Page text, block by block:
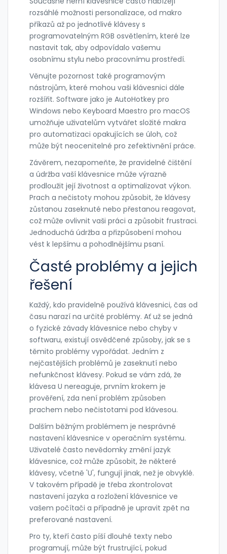
rozsáhlé možnosti personalizace, od makro
příkazů až po jednotlivé klávesy s
programovatelným RGB osvětlením, které lze
nastavit tak, aby odpovídalo vašemu
osobnímu stylu nebo pracovnímu prostředí.
Věnujte pozornost také programovým
nástrojům, které mohou vaši klávesnici dále
rozšířit. Software jako je AutoHotkey pro
Windows nebo Keyboard Maestro pro macOS
umožňuje uživatelům vytvářet složité makra
pro automatizaci opakujících se úloh, což
může být neocenitelné pro zefektivnění práce.
Závěrem, nezapomeňte, že pravidelné čištění
a údržba vaší klávesnice může výrazně
prodloužit její životnost a optimalizovat výkon.
Prach a nečistoty mohou způsobit, že klávesy
zůstanou zaseknuté nebo přestanou reagovat,
což může ovlivnit vaši práci a způsobit frustraci.
Jednoduchá údržba a přizpůsobení mohou
vést k lepšímu a pohodlnějšímu psaní.
Časté problémy a jejich
řešení
Každý, kdo pravidelně používá klávesnici, čas od
času narazí na určité problémy. Ať už se jedná
o fyzické závady klávesnice nebo chyby v
softwaru, existují osvědčené způsoby, jak se s
těmito problémy vypořádat. Jedním z
nejčastějších problémů je zaseknutí nebo
nefunkčnost klávesy. Pokud se vám zdá, že
klávesa U nereaguje, prvním krokem je
prověření, zda není problém způsoben
prachem nebo nečistotami pod klávesou.
Dalším běžným problémem je nesprávné
nastavení klávesnice v operačním systému.
Uživatelé často nevědomky změní jazyk
klávesnice, což může způsobit, že některé
klávesy, včetně 'U', fungují jinak, než je obvyklé.
V takovém případě je třeba zkontrolovat
nastavení jazyka a rozložení klávesnice ve
vašem počítači a případně je upravit zpět na
preferované nastavení.
Pro ty, kteří často píší dlouhé texty nebo
programují, může být frustrující, pokud